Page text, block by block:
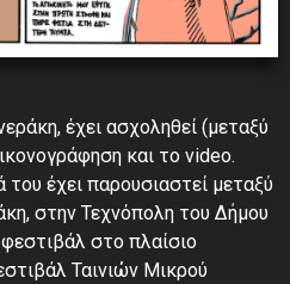
έχει ασχοληθεί (μεταξύ
και το video.
του έχει παρουσιαστεί μεταξύ
στην Τεχνόπολη του Δήμου
στο πλαίσιο
Ταινιών Μικρού